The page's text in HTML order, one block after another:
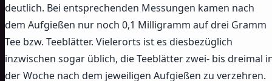
deutlich. Bei entsprechenden Messungen kamen nach
dem Aufgießen nur noch 0,1 Milligramm auf drei Gramm
Tee bzw. Teeblätter. Vielerorts ist es diesbezüglich
inzwischen sogar üblich, die Teeblätter zwei- bis dreimal
der Woche nach dem jeweiligen Aufgießen zu verzehren.